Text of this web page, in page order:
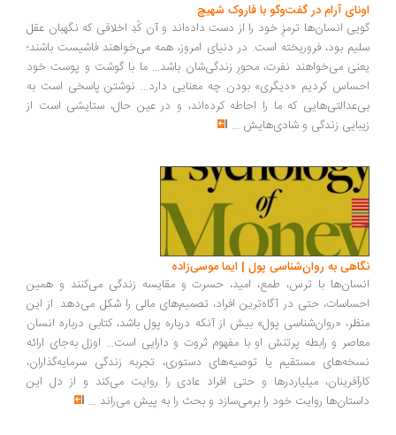
آرام در گفت‌وگو با فاروک شهیچ‭
انسان‌ها ترمزِ خود را از دست داده‌اند و آن کُدِ اخلاقی که نگهبان عقل
بود، فروریخته است. در دنیای امروز، همه می‌خواهند فاشیست باشند؛
می‌خواهند نفرت، محورِ زندگی‌شان باشد... ما با گوشت و پوست خود
کردیم «دیگری» بودن چه معنایی دارد... نوشتن پاسخی است به
که ما را احاطه کرده‌اند، و در عین حال، ستایشی است از
زندگی و شادی‌هایش...
به روان‌شناسی پول | ایما موسی‌زاده
با ترس، طمع، امید، حسرت و مقایسه زندگی می‌کنند و همین
حتی در آگاه‌ترین افراد، تصمیم‌های مالی را شکل می‌دهد. از این
«روان‌شناسی پول» بیش از آنکه درباره پول باشد، کتابی درباره انسان
و رابطه پرتنش او با مفهوم ثروت و دارایی است... اوزل به‌جای ارائه
مستقیم یا توصیه‌های دستوری، تجربه زندگی سرمایه‌گذاران،
میلیاردرها و حتی افراد عادی را روایت می‌کند و از دل این
روایت خود را برمی‌سازد و بحث را به پیش می‌راند ...